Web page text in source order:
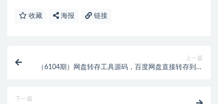
收藏 海报 链接
上一篇
（6104期）网盘转存工具源码，百度网盘直接转存到夸
下一篇